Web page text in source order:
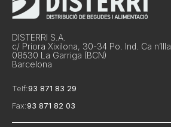
DISTERRI S.A.
c/ Priora Xixilona, 30-34 Po. Ind. Ca n’Illa
08530 La Garriga (BCN)
Barcelona
Telf:93 871 83 29
Fax:93 871 82 03